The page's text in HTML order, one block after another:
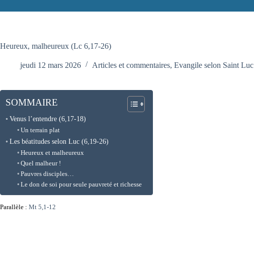
Heureux, malheureux (Lc 6,17-26)
jeudi 12 mars 2026 Articles et commentaires, Evangile selon Saint Luc
SOMMAIRE
Venus l’entendre (6,17-18)
Un terrain plat
Les béatitudes selon Luc (6,19-26)
Heureux et malheureux
Quel malheur !
Pauvres disciples…
Le don de soi pour seule pauvreté et richesse
Parallèle : Mt 5,1-12